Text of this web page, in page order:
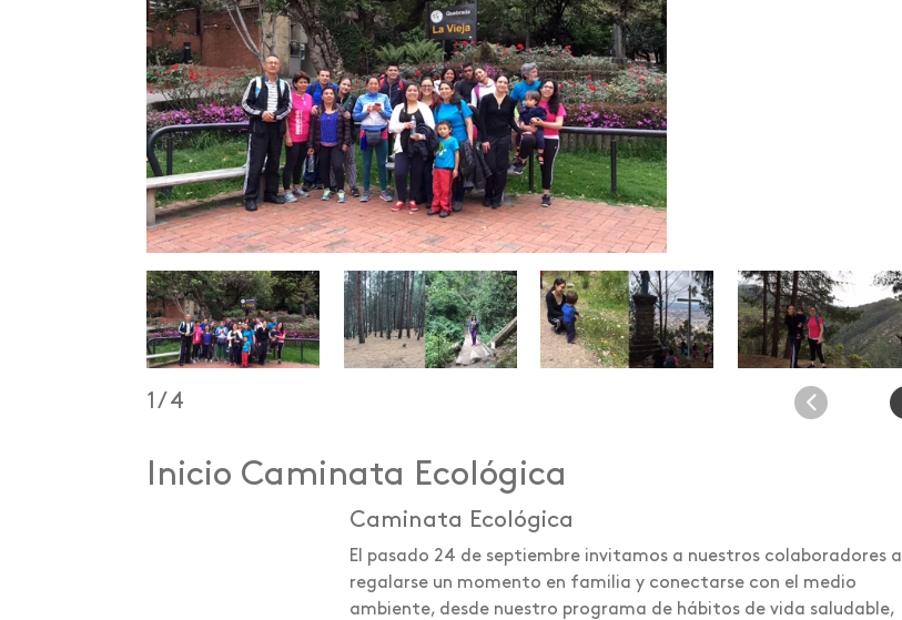
1 / 4
Inicio Caminata Ecológica
Caminata Ecológica
El pasado 24 de septiembre invitamos a nuestros colaboradores a
regalarse un momento en familia y conectarse con el medio
ambiente, desde nuestro programa de hábitos de vida saludable,